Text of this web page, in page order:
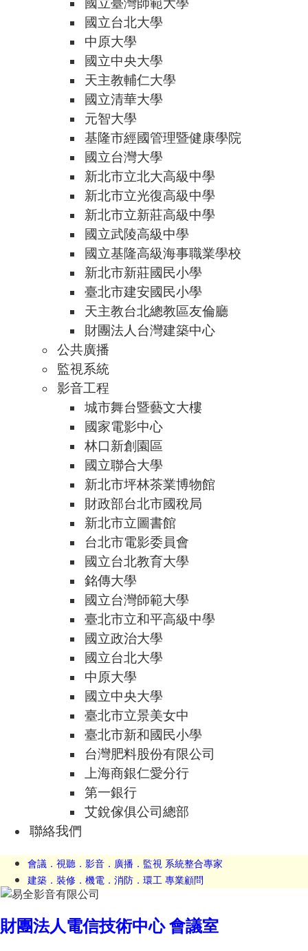
國立台北大學
中原大學
國立中央大學
天主教輔仁大學
國立清華大學
元智大學
基隆市經國管理暨健康學院
國立台灣大學
新北市立北大高級中學
新北市立光復高級中學
新北市立新莊高級中學
國立武陵高級中學
國立基隆高級海事職業學校
新北市新莊國民小學
臺北市建安國民小學
天主教台北總教區友倫廳
財團法人台灣建築中心
公共廣播
監視系統
影音工程
城市舞台暨藝文大樓
國家電影中心
林口新創園區
國立聯合大學
新北市坪林茶業博物館
財政部台北市國稅局
新北市立圖書館
台北市電影委員會
國立台北教育大學
銘傳大學
國立台灣師範大學
臺北市立和平高級中學
國立政治大學
國立台北大學
中原大學
國立中央大學
臺北市立景美女中
臺北市新和國民小學
台灣肥料股份有限公司
上海商銀仁愛分行
第一銀行
艾銳傢俱公司總部
聯絡我們
會議．視聽．影音．廣播．監視 系統整合專家
建築．裝修．機電．消防．環工 專業顧問
財團法人電信技術中心 會議室